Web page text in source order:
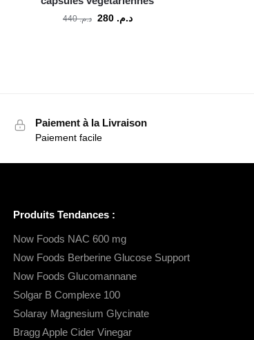
د.م.440 د.م. 280
Paiement à la Livraison
Paiement facile
Produits Tendances :
Now Foods NAC 600 mg
Now Foods Berberine Glucose Support
Now Foods Glucomannane
Solgar B Complexe 100
Solaray Magnesium Glycinate
Bragg Apple Cider Vinegar